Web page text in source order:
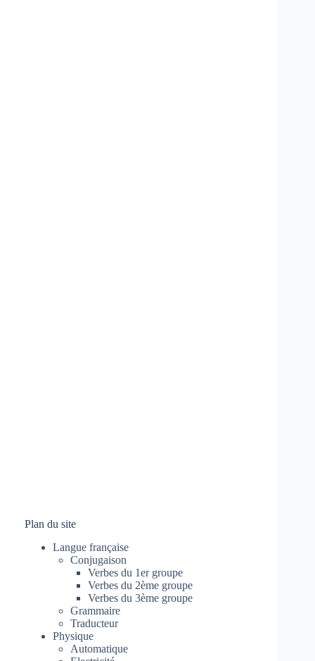
Plan du site
Langue française
Conjugaison
Verbes du 1er groupe
Verbes du 2ème groupe
Verbes du 3ème groupe
Grammaire
Traducteur
Physique
Automatique